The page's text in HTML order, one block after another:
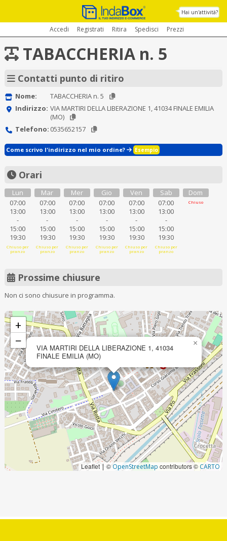
Hai un'attività?
Accedi Registrati Ritira Spedisci Prezzi
TABACCHERIA n. 5
Contatti punto di ritiro
Nome:
TABACCHERIA n. 5
Indirizzo: VIA MARTIRI DELLA LIBERAZIONE 1, 41034 FINALE EMILIA
(MO)
Telefono: 0535652157
Come scrivo l'indirizzo nel mio ordine? Esempio
Orari
Lun
07:00
13:00
-
15:00
19:30
Chiuso per
pranzo
Mar
07:00
13:00
-
15:00
19:30
Chiuso per
pranzo
Mer
07:00
13:00
-
15:00
19:30
Chiuso per
pranzo
Gio
07:00
13:00
-
15:00
19:30
Chiuso per
pranzo
Ven
07:00
13:00
-
15:00
19:30
Chiuso per
pranzo
Sab
07:00
13:00
-
15:00
19:30
Chiuso per
pranzo
Dom
Chiuso
Prossime chiusure
Non ci sono chiusure in programma.
VIA MARTIRI DELLA LIBERAZIONE 1, 41034
FINALE EMILIA (MO)
×
+
−
Leaflet | © OpenStreetMap contributors ©CARTO